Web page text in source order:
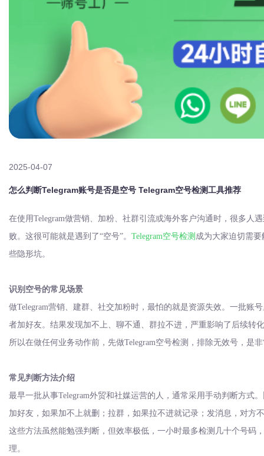
2025-04-07
怎么判断Telegram账号是否是空号 Telegram空号检测工具推荐
在使用Telegram做营销、加粉、社群引流或海外客户沟通时，很多人
败。这很可能就是遇到了“空号”。 Telegram空号检测 成为大家迫切需
些隐形坑。
识别空号的常见场景
做Telegram营销、建群、社交加粉时，最怕的就是资源失效。一批账
者加好友。结果发现加不上、聊不通、群拉不进，严重影响了后续转
所以在做任何业务动作前，先做Telegram空号检测，排除无效号，是
常见判断方法介绍
最早一批从事Telegram外贸和社媒运营的人，通常采用手动判断方式
加好友，如果加不上就删；拉群，如果拉不进就记录；发消息，对方
这些方法虽然能勉强判断，但效率极低，一小时最多检测几十个号码
理。